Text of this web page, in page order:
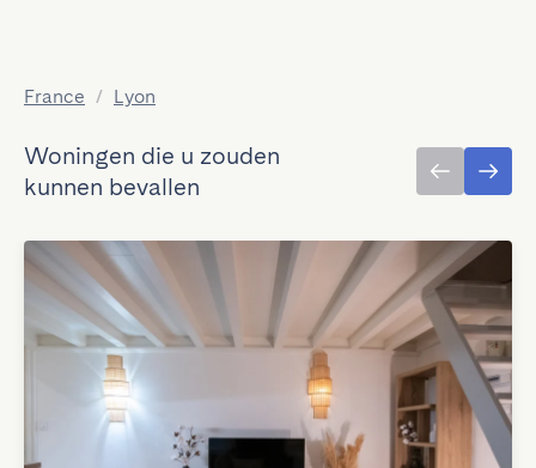
France / Lyon
Woningen die u zouden
kunnen bevallen